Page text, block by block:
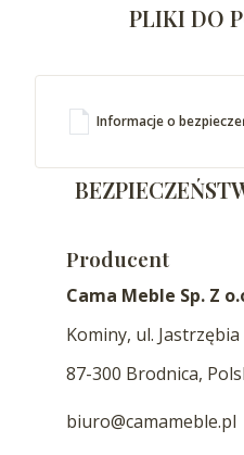
PLIKI DO
Informacje o
Producent
Cama Meble Sp. Z
Kominy, ul. Jastrzębia
87-300 Brodnica,
biuro@camameble.pl